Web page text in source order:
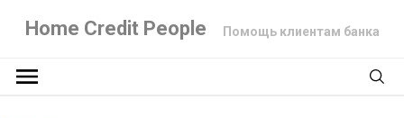
Home Credit People Помощь клиентам банка